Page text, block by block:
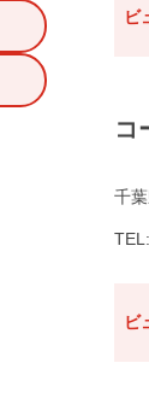
ビ
コ
千
ビ